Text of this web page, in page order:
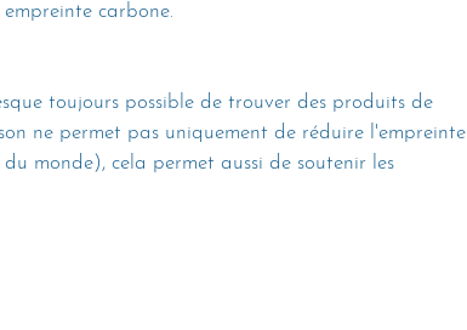
carbone.
toujours possible de trouver des produits de
ne permet pas uniquement de réduire l'empreinte
monde), cela permet aussi de soutenir les